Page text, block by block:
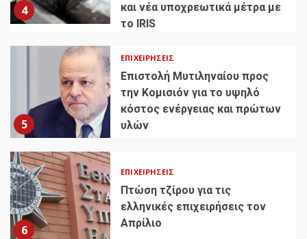
4
και νέα υποχρεωτικά μέτρα με
το IRIS
5
ΕΠΙΧΕΙΡΉΣΕΙΣ
Επιστολή Μυτιληναίου προς
την Κομισιόν για το υψηλό
κόστος ενέργειας και πρώτων
υλών
6
ΕΠΙΧΕΙΡΉΣΕΙΣ
Πτώση τζίρου για τις
ελληνικές επιχειρήσεις τον
Απρίλιο